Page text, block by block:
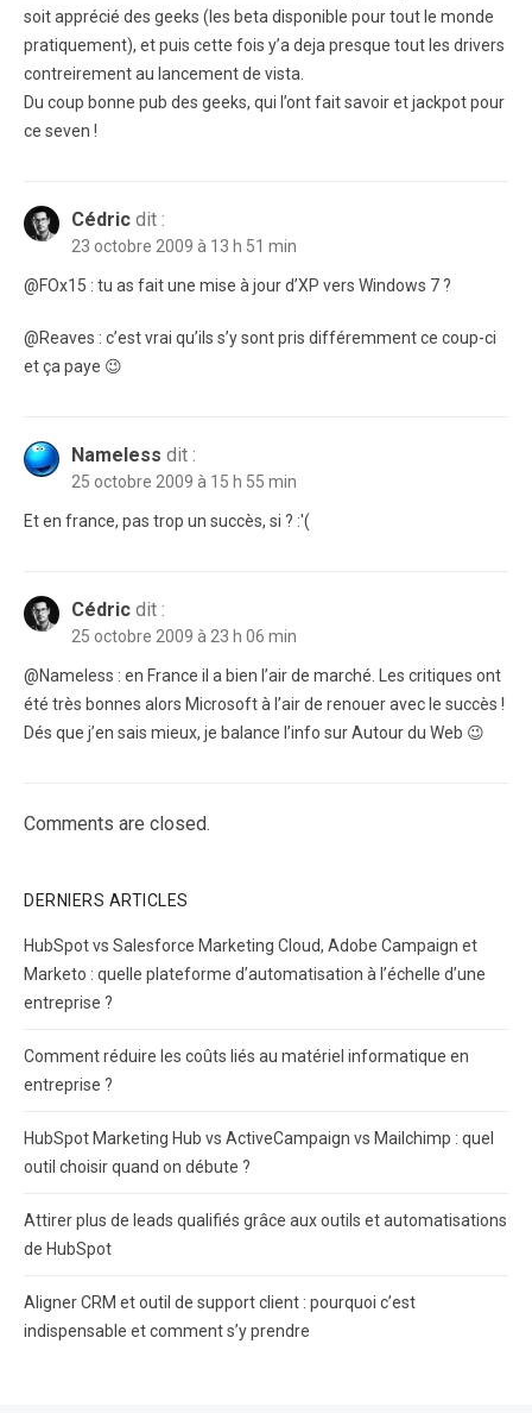
soit apprécié des geeks (les beta disponible pour tout le monde
pratiquement), et puis cette fois y’a deja presque tout les drivers
contreirement au lancement de vista.
Du coup bonne pub des geeks, qui l’ont fait savoir et jackpot pour
ce seven !
Cédric dit :
23 octobre 2009 à 13 h 51 min
@FOx15 : tu as fait une mise à jour d’XP vers Windows 7 ?
@Reaves : c’est vrai qu’ils s’y sont pris différemment ce coup-ci
et ça paye 😉
Nameless dit :
25 octobre 2009 à 15 h 55 min
Et en france, pas trop un succès, si ? :'(
Cédric dit :
25 octobre 2009 à 23 h 06 min
@Nameless : en France il a bien l’air de marché. Les critiques ont
été très bonnes alors Microsoft à l’air de renouer avec le succès !
Dés que j’en sais mieux, je balance l’info sur Autour du Web 😉
Comments are closed.
DERNIERS ARTICLES
HubSpot vs Salesforce Marketing Cloud, Adobe Campaign et
Marketo : quelle plateforme d’automatisation à l’échelle d’une
entreprise ?
Comment réduire les coûts liés au matériel informatique en
entreprise ?
HubSpot Marketing Hub vs ActiveCampaign vs Mailchimp : quel
outil choisir quand on débute ?
Attirer plus de leads qualifiés grâce aux outils et automatisations
de HubSpot
Aligner CRM et outil de support client : pourquoi c’est
indispensable et comment s’y prendre